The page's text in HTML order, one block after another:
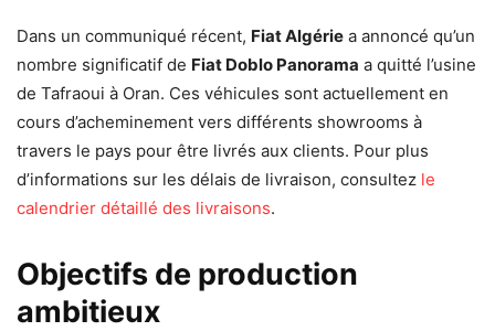
Dans un communiqué récent, Fiat Algérie a annoncé qu’un
nombre significatif de Fiat Doblo Panorama a quitté l’usine
de Tafraoui à Oran. Ces véhicules sont actuellement en
cours d’acheminement vers différents showrooms à
travers le pays pour être livrés aux clients. Pour plus
d’informations sur les délais de livraison, consultez le
calendrier détaillé des livraisons.
Objectifs de production
ambitieux